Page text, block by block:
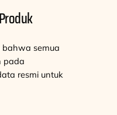
semua
pada
resmi untuk